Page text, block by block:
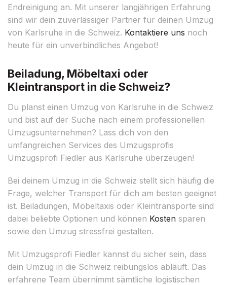
Endreinigung an. Mit unserer langjährigen Erfahrung
sind wir dein zuverlässiger Partner für deinen Umzug
von Karlsruhe in die Schweiz. Kontaktiere uns noch
heute für ein unverbindliches Angebot!
Beiladung, Möbeltaxi oder
Kleintransport in die Schweiz?
Du planst einen Umzug von Karlsruhe in die Schweiz
und bist auf der Suche nach einem professionellen
Umzugsunternehmen? Lass dich von den
umfangreichen Services des Umzugsprofis
Umzugsprofi Fiedler aus Karlsruhe überzeugen!
Bei deinem Umzug in die Schweiz stellt sich häufig die
Frage, welcher Transport für dich am besten geeignet
ist. Beiladungen, Möbeltaxis oder Kleintransporte sind
dabei beliebte Optionen und können Kosten sparen
sowie den Umzug stressfrei gestalten.
Mit Umzugsprofi Fiedler kannst du sicher sein, dass
dein Umzug in die Schweiz reibungslos abläuft. Das
erfahrene Team übernimmt sämtliche logistischen